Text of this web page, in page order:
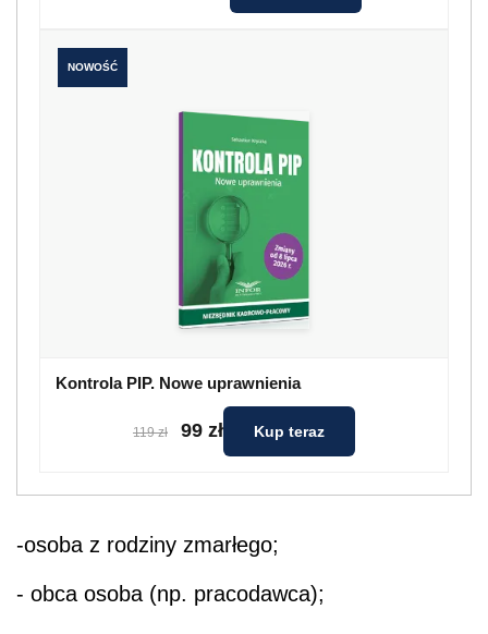
NOWOŚĆ
Kontrola PIP. Nowe uprawnienia
119 zł 99 zł Kup teraz
-osoba z rodziny zmarłego;
- obca osoba (np. pracodawca);